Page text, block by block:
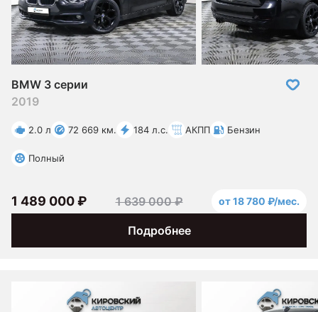
BMW 3 серии
2019
2.0 л 72 669 км. 184 л.с. АКПП Бензин
Полный
Подробнее
1 489 000 ₽ 1 639 000 ₽ от 18 780 ₽/мес.